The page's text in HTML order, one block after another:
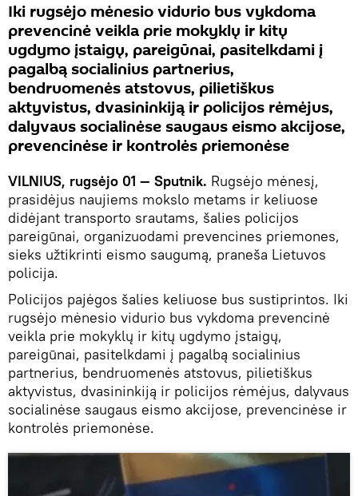
Iki rugsėjo mėnesio vidurio bus vykdoma
prevencinė veikla prie mokyklų ir kitų
ugdymo įstaigų, pareigūnai, pasitelkdami į
pagalbą socialinius partnerius,
bendruomenės atstovus, pilietiškus
aktyvistus, dvasininkiją ir policijos rėmėjus,
dalyvaus socialinėse saugaus eismo akcijose,
prevencinėse ir kontrolės priemonėse
VILNIUS, rugsėjo 01 — Sputnik. Rugsėjo mėnesį,
prasidėjus naujiems mokslo metams ir keliuose
didėjant transporto srautams, šalies policijos
pareigūnai, organizuodami prevencines priemones,
sieks užtikrinti eismo saugumą, praneša Lietuvos
policija.
Policijos pajėgos šalies keliuose bus sustiprintos. Iki
rugsėjo mėnesio vidurio bus vykdoma prevencinė
veikla prie mokyklų ir kitų ugdymo įstaigų,
pareigūnai, pasitelkdami į pagalbą socialinius
partnerius, bendruomenės atstovus, pilietiškus
aktyvistus, dvasininkiją ir policijos rėmėjus, dalyvaus
socialinėse saugaus eismo akcijose, prevencinėse ir
kontrolės priemonėse.